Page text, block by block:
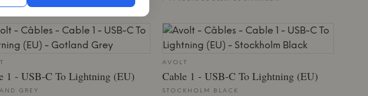
1 - USB-C To Lightning (EU)
GREY
AVOLT
Cable 1 - USB-C To Lightning (EU)
STOCKHOLM BLACK